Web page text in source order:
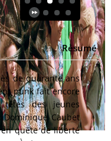
Résumé
de quarante ans
punk fait encore
des jeunes
Dominique Caubet
quête de liberté